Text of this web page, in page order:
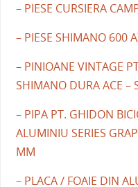
– PIESE CURSIERA
– PIESE SHIMANO 600
– PINIOANE VINTAGE
SHIMANO DURA ACE –
– PIPA PT. GHIDON
ALUMINIU SERIES
MM
– PLACA / FOAIE DIN